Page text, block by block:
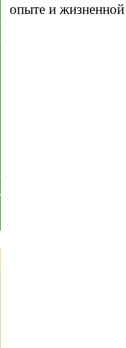
опыте и